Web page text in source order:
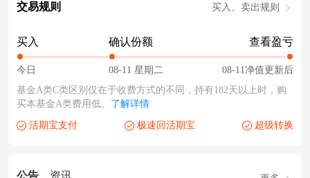
交易规则 买入、卖出规则
买入
今日
确认份额
08-11 星期二
查看盈亏
08-11净值更新后
基金A类C类区别仅在于收费方式的不同，持有182天以上时，购
买本基金A类费用低。 了解详情
活期宝支付 极速回活期宝 超级转换